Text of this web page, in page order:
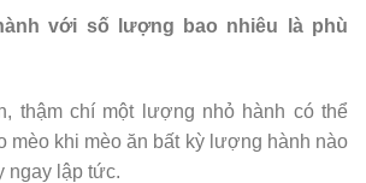
với số lượng bao nhiêu là phù
thậm chí một lượng nhỏ hành có thể
mèo khi mèo ăn bất kỳ lượng hành nào
ngay lập tức.